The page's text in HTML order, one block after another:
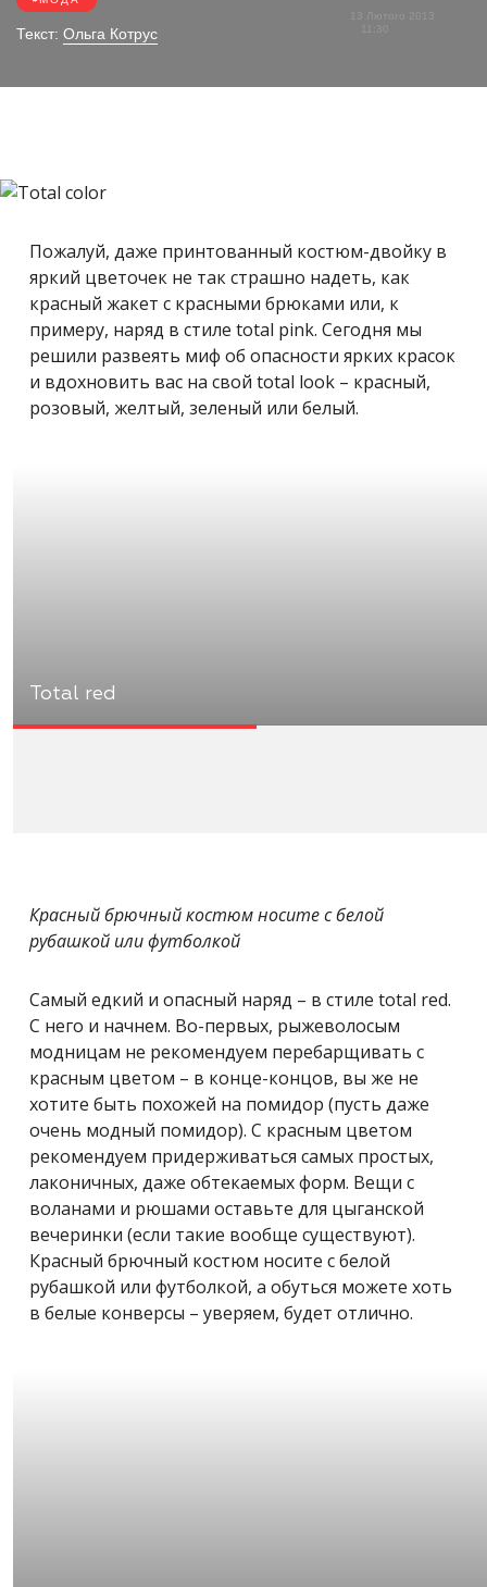
Текст: Ольга Котрус
13 Лютого 2013
Пожалуй, даже принтованный костюм-двойку в
яркий цветочек не так страшно надеть, как
красный жакет с красными брюками или, к
примеру, наряд в стиле total pink. Сегодня мы
решили развеять миф об опасности ярких красок
и вдохновить вас на свой total look – красный,
розовый, желтый, зеленый или белый.
Total red
Красный брючный костюм носите с белой
рубашкой или футболкой
Самый едкий и опасный наряд – в стиле total red.
С него и начнем. Во-первых, рыжеволосым
модницам не рекомендуем перебарщивать с
красным цветом – в конце-концов, вы же не
хотите быть похожей на помидор (пусть даже
очень модный помидор). С красным цветом
рекомендуем придерживаться самых простых,
лаконичных, даже обтекаемых форм. Вещи с
воланами и рюшами оставьте для цыганской
вечеринки (если такие вообще существуют).
Красный брючный костюм носите с белой
рубашкой или футболкой, а обуться можете хоть
в белые конверсы – уверяем, будет отлично.